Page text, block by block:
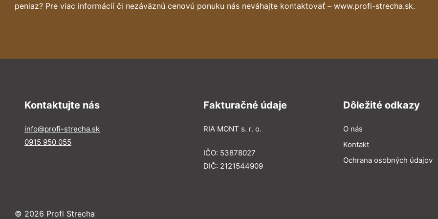
peniaz? Pre viac informácií či nezáväznú cenovú ponuku nás neváhajte kontaktovať – www.profi-strecha.sk.
Kontaktujte nás
info@profi-strecha.sk
0915 950 055
Fakturačné údaje
RIA MONT s. r. o.
IČO: 53878027
DIČ: 2121544909
Dôležité odkazy
O nás
Kontakt
Ochrana osobných údajov
© 2026 Profi Strecha